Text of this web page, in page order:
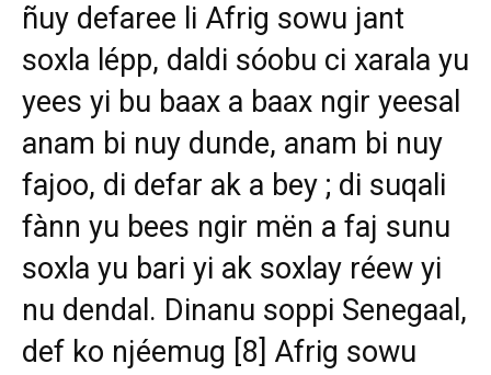
ñuy defaree li Afrig sowu jant
soxla lépp, daldi sóobu ci xarala yu
yees yi bu baax a baax ngir yeesal
anam bi nuy dunde, anam bi nuy
fajoo, di defar ak a bey ; di suqali
fànn yu bees ngir mën a faj sunu
soxla yu bari yi ak soxlay réew yi
nu dendal. Dinanu soppi Senegaal,
def ko njéemug [8] Afrig sowu